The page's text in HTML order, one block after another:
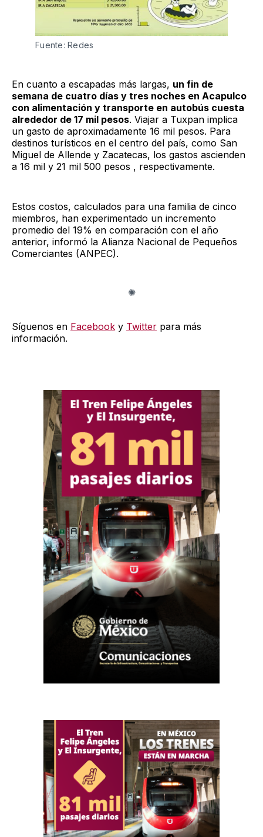
Fuente: Redes
En cuanto a escapadas más largas, un fin de
semana de cuatro días y tres noches en Acapulco
con alimentación y transporte en autobús cuesta
alrededor de 17 mil pesos. Viajar a Tuxpan implica
un gasto de aproximadamente 16 mil pesos. Para
destinos turísticos en el centro del país, como San
Miguel de Allende y Zacatecas, los gastos ascienden
a 16 mil y 21 mil 500 pesos , respectivamente.
Estos costos, calculados para una familia de cinco
miembros, han experimentado un incremento
promedio del 19% en comparación con el año
anterior, informó la Alianza Nacional de Pequeños
Comerciantes (ANPEC).
Síguenos en Facebook y Twitter para más
información.